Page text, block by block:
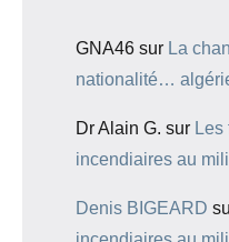
GNA46 sur La
nationalité…
Dr Alain G. sur Les
incendiaires au
Denis BIGEARD